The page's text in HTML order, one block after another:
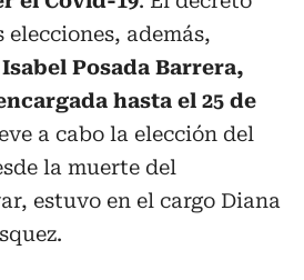
elecciones, además,
Posada Barrera,
hasta el 25 de
a cabo la elección del
la muerte del
estuvo en el cargo Diana